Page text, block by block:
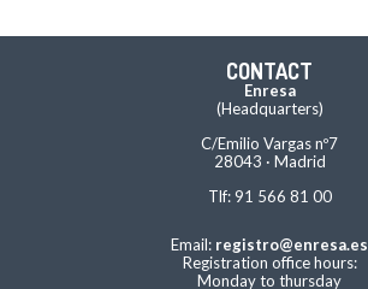
CONTACT
Enresa
(Headquarters)
C/Emilio Vargas nº7
28043 · Madrid
Tlf: 91 566 81 00
Email: registro@enresa.es
Registration office hours:
Monday to thursday